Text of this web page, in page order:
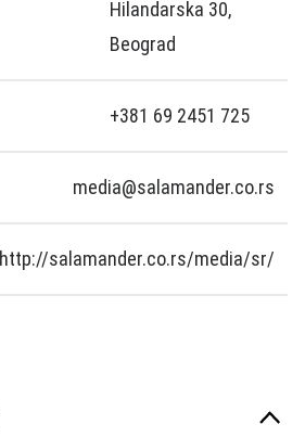
Hilandarska 30,
Beograd
+381 69 2451 725
media@salamander.co.rs
http://salamander.co.rs/media/sr/